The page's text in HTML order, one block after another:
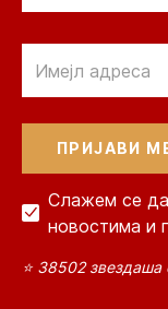
Слажем се да
новостима и
⭐ 38502 звездаша